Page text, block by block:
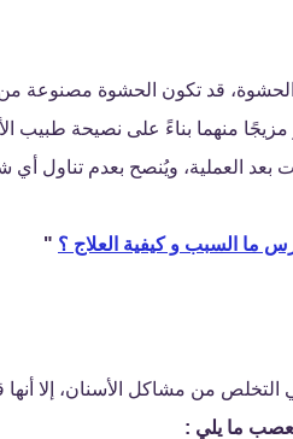
مزيجًا منهما بناءً على نصيحة طبيب
العملية، ويُنصح بعدم تناول
ما السبب و كيفية العلاج ؟ "
من مشاكل الأسنان، إلا
ما يلي :